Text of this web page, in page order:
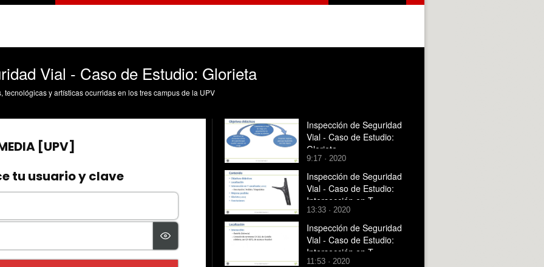
Vial - Caso de Estudio: Glorieta
y artísticas ocurridas en los tres campus de la UPV
Inspección de Seguridad
Vial - Caso de Estudio:
Glorieta
9:17 · 2020
Inspección de Seguridad
Vial - Caso de Estudio:
Intersección en T
13:33 · 2020
Inspección de Seguridad
Vial - Caso de Estudio:
Intersección en T
11:53 · 2020